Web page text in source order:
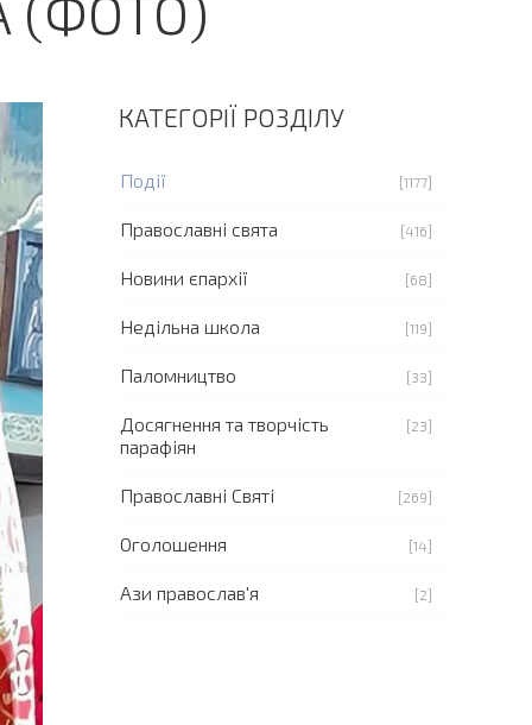
(ФОТО)
КАТЕГОРІЇ РОЗДІЛУ
Події [1177]
Православні свята [416]
Новини єпархії [68]
Недільна школа [119]
Паломництво [33]
Досягнення та творчість
парафіян
[23]
Православні Святі [269]
Оголошення [14]
Ази православ'я [2]